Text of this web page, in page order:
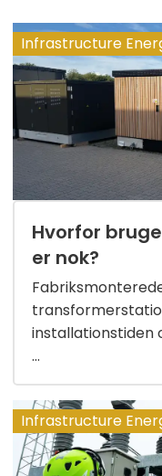
Infrastructure
Hvorfor
er nok?
installationstiden
...
Infrastructure